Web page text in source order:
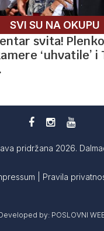
SVI SU NA OKUPU
svita!
‘uhvatile’ i
pridržana 2026.
Pravila
by: POSLOVNI